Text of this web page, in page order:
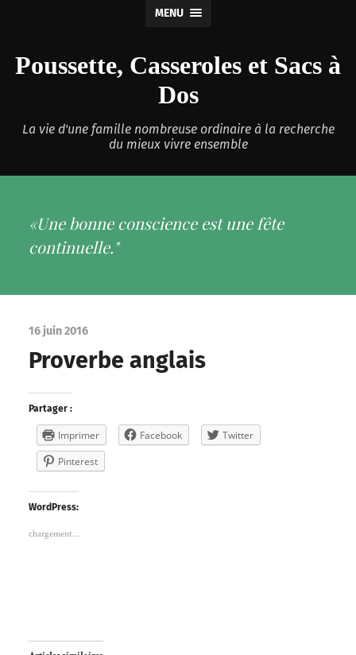
MENU
Poussette, Casseroles et Sacs à
Dos
La vie d'une famille nombreuse ordinaire à la recherche
du mieux vivre ensemble
«Une bonne conscience est une fête
continuelle."
16 juin 2016
Proverbe anglais
Partager :
Imprimer Facebook
Twitter
Pinterest
WordPress:
chargement…